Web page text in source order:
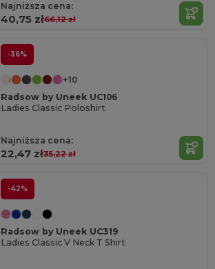
Najniższa cena:
40,75 zł66,12 zł
-36%
+10
Radsow by Uneek UC106
Ladies Classic Poloshirt
Najniższa cena:
22,47 zł35,22 zł
-42%
Radsow by Uneek UC319
Ladies Classic V Neck T Shirt